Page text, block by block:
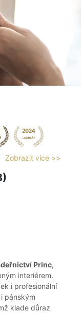
Zobrazit více >>
Princ,
interiérem.
i profesionální
pánským
klade důraz